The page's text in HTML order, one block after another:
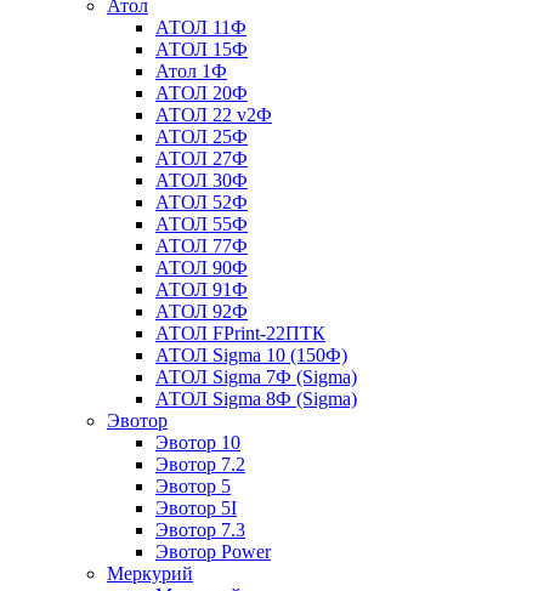
Атол
АТОЛ 11Ф
АТОЛ 15Ф
Атол 1Ф
АТОЛ 20Ф
АТОЛ 22 v2Ф
АТОЛ 25Ф
АТОЛ 27Ф
АТОЛ 30Ф
АТОЛ 52Ф
АТОЛ 55Ф
АТОЛ 77Ф
АТОЛ 90Ф
АТОЛ 91Ф
АТОЛ 92Ф
АТОЛ FPrint-22ПТК
АТОЛ Sigma 10 (150Ф)
АТОЛ Sigma 7Ф (Sigma)
АТОЛ Sigma 8Ф (Sigma)
Эвотор
Эвотор 10
Эвотор 7.2
Эвотор 5
Эвотор 5I
Эвотор 7.3
Эвотор Power
Меркурий